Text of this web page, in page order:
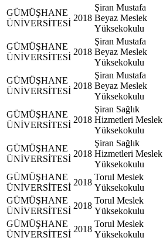
GÜMÜŞHANE
ÜNİVERSİTESİ
2018
Şiran Mustafa
Beyaz Meslek
Yüksekokulu
GÜMÜŞHANE
ÜNİVERSİTESİ
2018
Şiran Mustafa
Beyaz Meslek
Yüksekokulu
GÜMÜŞHANE
ÜNİVERSİTESİ
2018
Şiran Mustafa
Beyaz Meslek
Yüksekokulu
GÜMÜŞHANE
ÜNİVERSİTESİ
2018
Şiran Sağlık
Hizmetleri Meslek
Yüksekokulu
GÜMÜŞHANE
ÜNİVERSİTESİ
2018
Şiran Sağlık
Hizmetleri Meslek
Yüksekokulu
GÜMÜŞHANE
ÜNİVERSİTESİ
2018
Torul Meslek
Yüksekokulu
GÜMÜŞHANE
ÜNİVERSİTESİ
2018
Torul Meslek
Yüksekokulu
GÜMÜŞHANE
ÜNİVERSİTESİ
2018
Torul Meslek
Yüksekokulu